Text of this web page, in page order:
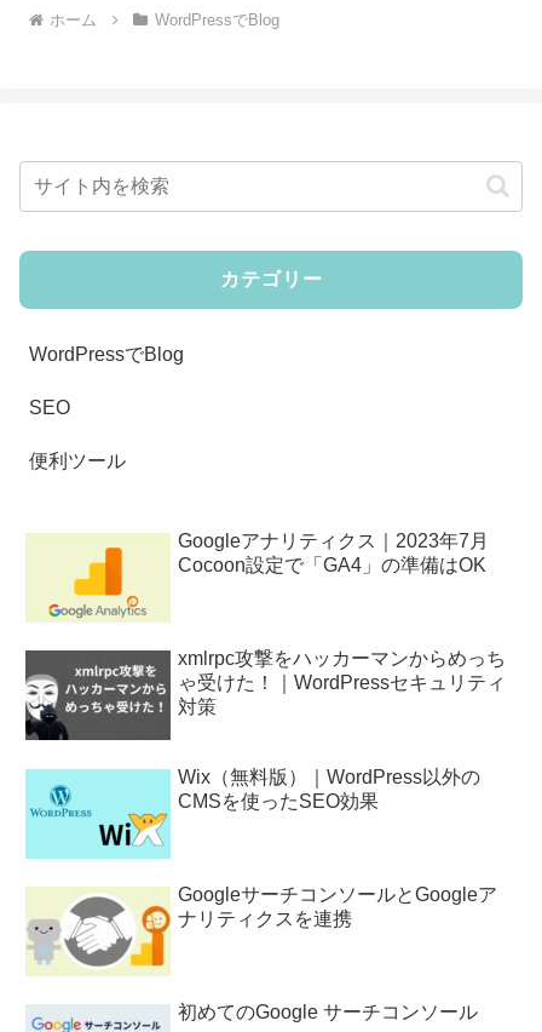
ホーム WordPressでBlog
カテゴリー
WordPressでBlog
SEO
便利ツール
Googleアナリティクス｜2023年7月
Cocoon設定で「GA4」の準備はOK
xmlrpc攻撃をハッカーマンからめっち
ゃ受けた！｜WordPressセキュリティ
対策
Wix（無料版）｜WordPress以外の
CMSを使ったSEO効果
GoogleサーチコンソールとGoogleア
ナリティクスを連携
初めてのGoogle サーチコンソール